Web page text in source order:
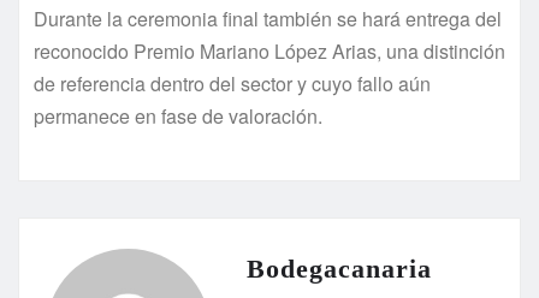
Durante la ceremonia final también se hará entrega del
reconocido Premio Mariano López Arias, una distinción
de referencia dentro del sector y cuyo fallo aún
permanece en fase de valoración.
Bodegacanaria